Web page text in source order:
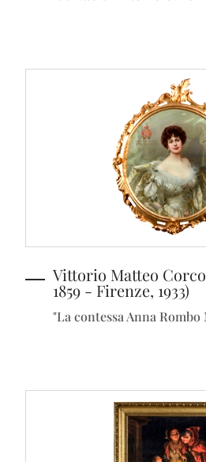
Vittorio Matteo
1859 - Firenze, 1933)
"La contessa Anna Rombo